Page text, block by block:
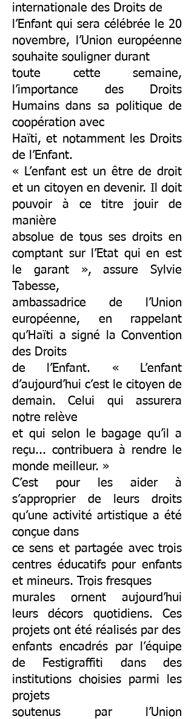
internationale des Droits de
l’Enfant qui sera célébrée le 20
novembre, l’Union européenne
souhaite souligner durant
toute cette semaine,
l’importance des Droits
Humains dans sa politique de
coopération avec
Haïti, et notamment les Droits
de l’Enfant.
« L’enfant est un être de droit
et un citoyen en devenir. Il doit
pouvoir à ce titre jouir de
manière
absolue de tous ses droits en
comptant sur l’Etat qui en est
le garant », assure Sylvie
Tabesse,
ambassadrice de l’Union
européenne, en rappelant
qu’Haïti a signé la Convention
des Droits
de l’Enfant. « L’enfant
d’aujourd’hui c’est le citoyen de
demain. Celui qui assurera
notre relève
et qui selon le bagage qu’il a
reçu... contribuera à rendre le
monde meilleur. »
C’est pour les aider à
s’approprier de leurs droits
qu’une activité artistique a été
conçue dans
ce sens et partagée avec trois
centres éducatifs pour enfants
et mineurs. Trois fresques
murales ornent aujourd’hui
leurs décors quotidiens. Ces
projets ont été réalisés par des
enfants encadrés par l’équipe
de Festigraffiti dans des
institutions choisies parmi les
projets
soutenus par l’Union